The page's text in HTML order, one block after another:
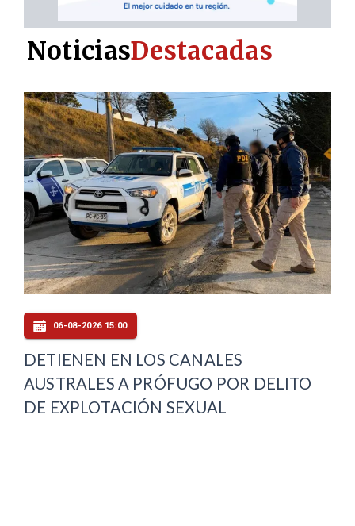
06-08-2026 15:00
DETIENEN EN LOS CANALES
AUSTRALES A PRÓFUGO POR DELITO
DE EXPLOTACIÓN SEXUAL
NoticiasDestacadas